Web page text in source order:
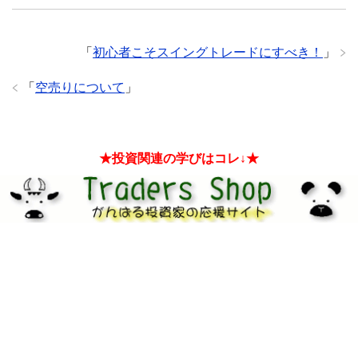
「 初心者こそスイングトレードにすべき！ 」
「 空売りについて 」
★投資関連の学びはコレ↓★